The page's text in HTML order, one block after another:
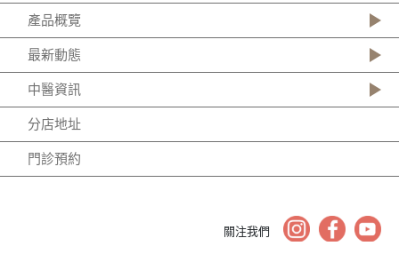
產品概覽
最新動態
中醫資訊
分店地址
門診預約
關注我們